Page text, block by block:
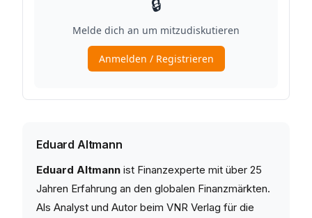
Eduard Altmann
Eduard Altmann ist Finanzexperte mit über 25
Jahren Erfahrung an den globalen Finanzmärkten.
Als Analyst und Autor beim VNR Verlag für die